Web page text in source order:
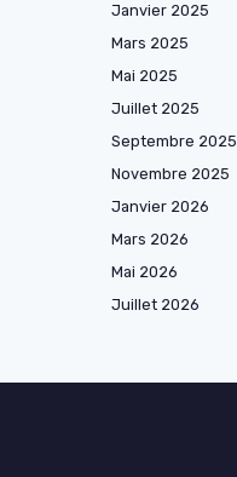
Janvier 2025
Mars 2025
Mai 2025
Juillet 2025
Septembre 2025
Novembre 2025
Janvier 2026
Mars 2026
Mai 2026
Juillet 2026